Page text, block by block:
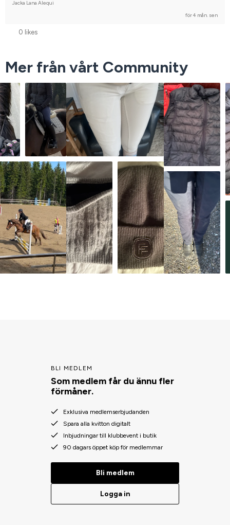
Jacka Lana Alequi
för 4 mån. sen
0 likes
Mer från vårt Community
BLI MEDLEM
Som medlem får du ännu fler
förmåner.
Exklusiva medlemserbjudanden
Spara alla kvitton digitalt
Inbjudningar till klubbevent i butik
90 dagars öppet köp för medlemmar
Bli medlem
Logga in